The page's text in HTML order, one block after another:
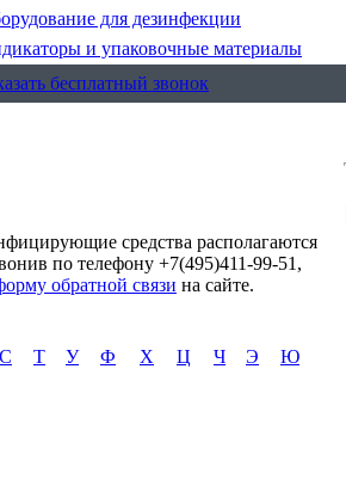
средства располагаются
по телефону +7(495)411-99-51,
обратной связи на сайте.
С Т У Ф Х Ц Ч Э Ю